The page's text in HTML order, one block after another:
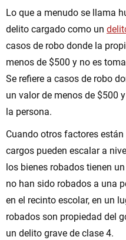
Lo que a menudo se llama
delito cargado como un
casos de robo donde la
menos de $500 y no es
Se refiere a casos de robo
un valor de menos de $500
la persona.
Cuando otros factores
cargos pueden escalar a
los bienes robados tienen
no han sido robados a una
en el recinto escolar, en un
robados son propiedad del
un delito grave de clase 4.